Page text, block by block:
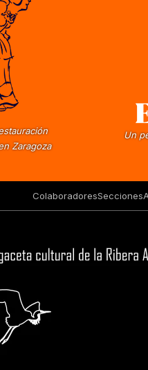
Zaragoza
Un
ColaboradoresSecciones